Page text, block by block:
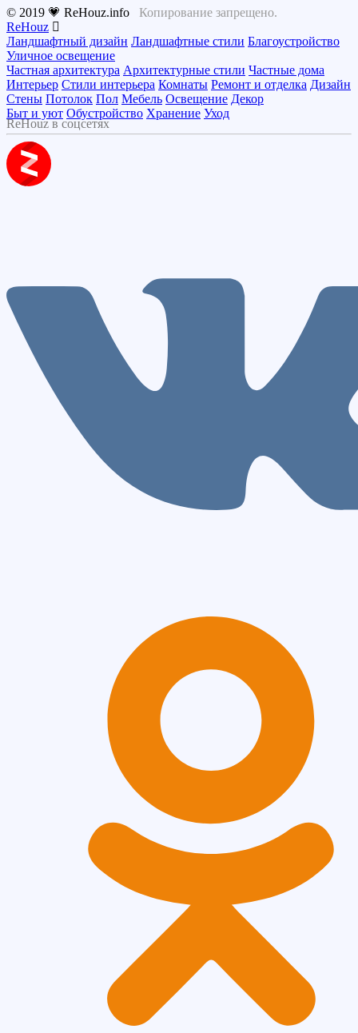
© 2019 💗 ReHouz.info Копирование запрещено.
ReHouz
Ландшафтный дизайн Ландшафтные стили Благоустройство
Уличное освещение
Частная архитектура Архитектурные стили Частные дома
Интерьер Стили интерьера Комнаты Ремонт и отделка Дизайн
Стены Потолок Пол Мебель Освещение Декор
Быт и уют Обустройство Хранение Уход
ReHouz в соцсетях